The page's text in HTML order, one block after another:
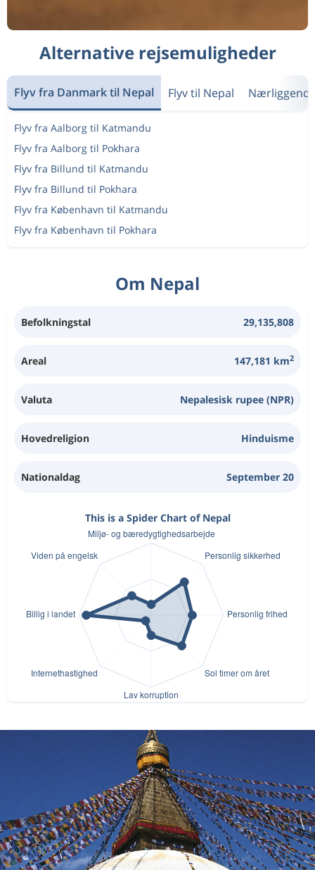
Alternative rejsemuligheder
Flyv fra Danmark til Nepal Flyv til Nepal
Flyv fra Aalborg til Katmandu
Flyv fra Aalborg til Pokhara
Flyv fra Billund til Katmandu
Flyv fra Billund til Pokhara
Flyv fra København til Katmandu
Flyv fra København til Pokhara
Om Nepal
Befolkningstal 29,135,808
Areal 147,181 km2
Valuta Nepalesisk rupee (NPR)
Hovedreligion Hinduisme
Nationaldag September 20
This is a Spider Chart of Nepal